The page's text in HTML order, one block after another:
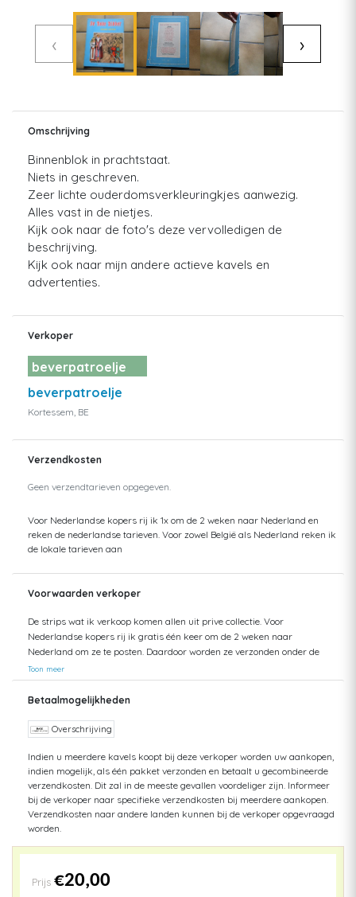
‹ ›
Omschrijving
Binnenblok in prachtstaat.
Niets in geschreven.
Zeer lichte ouderdomsverkleuringkjes aanwezig.
Alles vast in de nietjes.
Kijk ook naar de foto's deze vervolledigen de
beschrijving.
Kijk ook naar mijn andere actieve kavels en
advertenties.
Verkoper
beverpatroelje
beverpatroelje
Kortessem, BE
Verzendkosten
Geen verzendtarieven opgegeven.
Voor Nederlandse kopers rij ik 1x om de 2 weken naar Nederland en
reken de nederlandse tarieven. Voor zowel België als Nederland reken ik
de lokale tarieven aan
Voorwaarden verkoper
De strips wat ik verkoop komen allen uit prive collectie. Voor
Nederlandse kopers rij ik gratis één keer om de 2 weken naar
Nederland om ze te posten. Daardoor worden ze verzonden onder de
Nederlandse posttarieven. Dat is meestal eind van de week. Bij plaatsen
van de strips op de veiling worden de strips gecontroleerd en zoveel
mogelijk erbij vermeld. Bij verkoop worden de strips nog eens
optreden word dit vermeld aan de koper voor ik de nota verstuur. Bij het
kijk eerst eens naar de foto's.
Toon meer
Betaalmogelijkheden
Overschrijving
Indien u meerdere kavels koopt bij deze verkoper worden uw aankopen,
indien mogelijk, als één pakket verzonden en betaalt u gecombineerde
verzendkosten. Dit zal in de meeste gevallen voordeliger zijn. Informeer
bij de verkoper naar specifieke verzendkosten bij meerdere aankopen.
Verzendkosten naar andere landen kunnen bij de verkoper opgevraagd
worden.
Prijs €20,00